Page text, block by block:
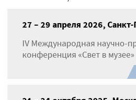
27 – 29 апреля 2026,
IV Международная научно-
конференция «Свет в музее»